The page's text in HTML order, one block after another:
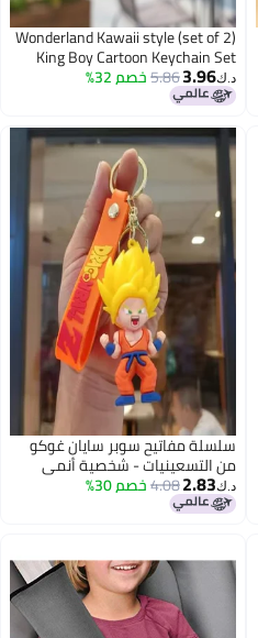
Wonderland Kawaii style (set of 2)
King Boy Cartoon Keychain Set
with Strap - Cute Couple Style
Keyrings for Bags & Keys
د.ك‏3.96
5.86خصم 32%
سلسلة مفاتيح سوبر سايان غوكو
من التسعينيات - شخصية أنمي
بحزام برتقالي وحلقة مفاتيح ذهبية -
مثالية لمحبي وهواة جمع تذكارات
د.ك‏2.83
4.08خصم 30%